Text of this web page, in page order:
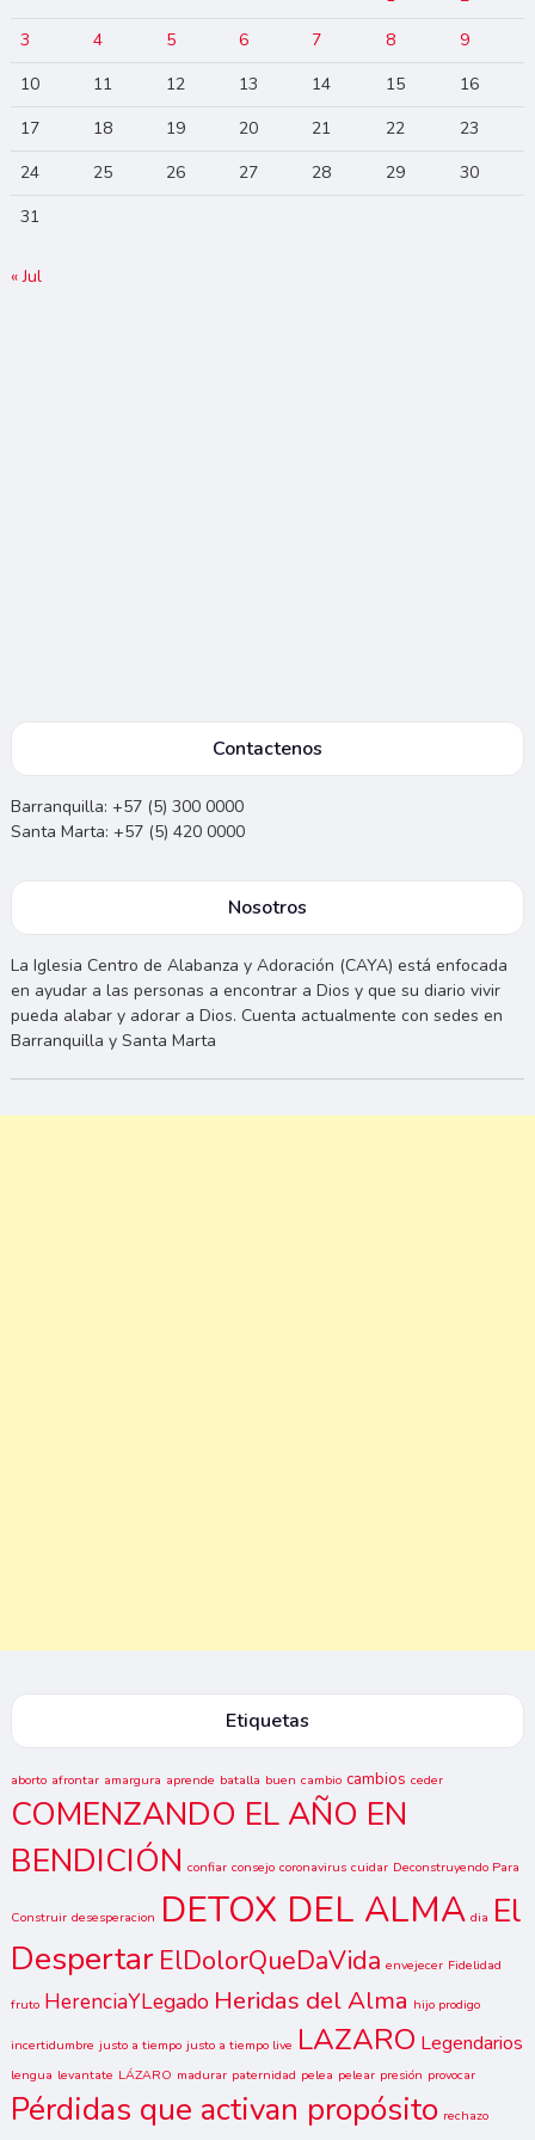
3
4 5 6 7 8
9
10
11 12 13 14 15
16
17
18 19 20 21 22
23
24
25 26 27 28 29
30
31
« Jul
Contactenos
Barranquilla: +57 (5) 300 0000
Santa Marta: +57 (5) 420 0000
Nosotros
La Iglesia Centro de Alabanza y Adoración (CAYA) está enfocada
en ayudar a las personas a encontrar a Dios y que su diario vivir
pueda alabar y adorar a Dios. Cuenta actualmente con sedes en
Barranquilla y Santa Marta
Etiquetas
aborto afrontar amargura aprende batalla buen cambio cambios ceder
COMENZANDO EL AÑO EN
BENDICIÓN confiar consejo coronavirus cuidar Deconstruyendo Para
Construir desesperacion DETOX DEL ALMA dia El
Despertar ElDolorQueDaVida envejecer Fidelidad
fruto HerenciaYLegado Heridas del Alma hijo prodigo
incertidumbre justo a tiempo justo a tiempo live LAZARO Legendarios
lengua levantate LÁZARO madurar paternidad pelea pelear presión provocar
Pérdidas que activan propósito rechazo